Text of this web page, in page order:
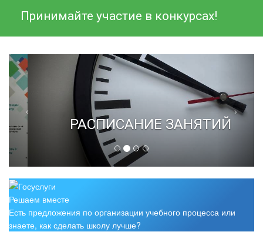
Принимайте участие в конкурсах!
РАСПИСАНИЕ ЗАНЯТИЙ
Решаем вместе
Есть предложения по организации учебного процесса или
знаете, как сделать школу лучше?